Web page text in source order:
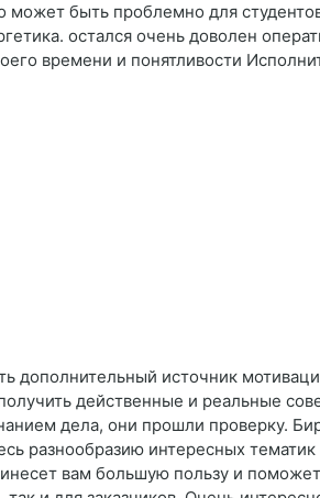
может быть проблемно для
остался очень доволен
времени и понятливости
дополнительный источник
действенные и реальные
дела, они прошли проверку.
разнообразию интересных
вам большую пользу и